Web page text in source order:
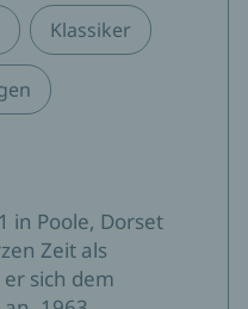
Klassiker
in Poole, Dorset
Zeit als
sich dem